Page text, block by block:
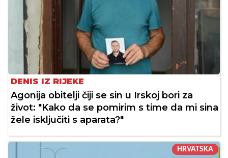
DENIS IZ RIJEKE
Agonija obitelji čiji se sin u Irskoj bori za
život: "Kako da se pomirim s time da mi sina
žele isključiti s aparata?"
HRVATSKA